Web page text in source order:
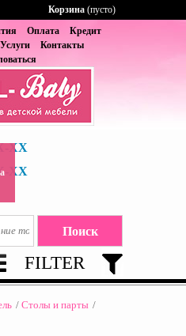
Оплата
Кредит
Услуги
Контакты
XX
XX
Корзина (пусто)
FILTER
/ Столы и парты /